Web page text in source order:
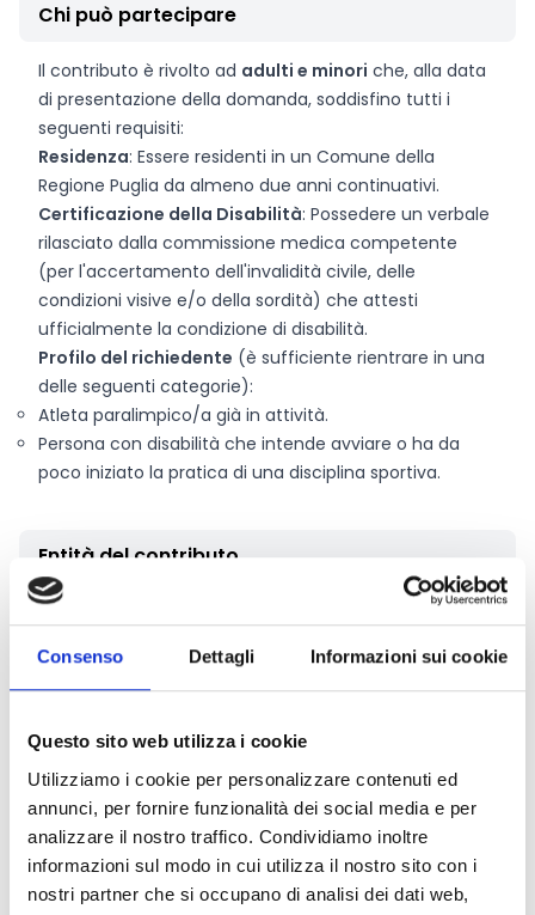
Consenso Dettagli Informazioni sui cookie
Questo sito web utilizza i cookie
Utilizziamo i cookie per personalizzare contenuti ed
annunci, per fornire funzionalità dei social media e per
analizzare il nostro traffico. Condividiamo inoltre
informazioni sul modo in cui utilizza il nostro sito con i
nostri partner che si occupano di analisi dei dati web,
Chi può partecipare
Il contributo è rivolto ad adulti e minori che, alla data
di presentazione della domanda, soddisfino tutti i
seguenti requisiti:
Residenza: Essere residenti in un Comune della
Regione Puglia da almeno due anni continuativi.
Certificazione della Disabilità: Possedere un verbale
rilasciato dalla commissione medica competente
(per l'accertamento dell'invalidità civile, delle
condizioni visive e/o della sordità) che attesti
ufficialmente la condizione di disabilità.
Profilo del richiedente (è sufficiente rientrare in una
delle seguenti categorie):
Atleta paralimpico/a già in attività.
Persona con disabilità che intende avviare o ha da
poco iniziato la pratica di una disciplina sportiva.
Entità del contributo
La dotazione finanziaria complessiva ammonta a
Il contributo erogato, destinato a sostenere le spese
per l’acquisto di attrezzature sportive ad esclusivo
riconosciuto fino ad un massimo del
ammissibili e per un importo non superiore a12.000
Eurofino ad esaurimento delle risorse disponibili.
Link e Documenti